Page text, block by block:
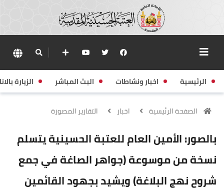
الرئيسية اخبار ونشاطات البث المباشر الزيارة
الصفحة الرئيسية اخبار التقارير المصورة
بالصور: الأمين العام للعتبة الحسينية يتسلم
نسخة من موسوعة (جواهر الصاغة في جمع
شروح نهج البلاغة) ويشيد بجهود القائمين